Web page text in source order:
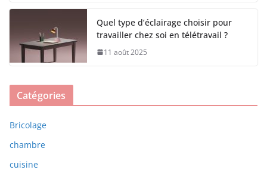
Quel type d’éclairage choisir pour
travailler chez soi en télétravail ?
11 août 2025
Catégories
Bricolage
chambre
cuisine